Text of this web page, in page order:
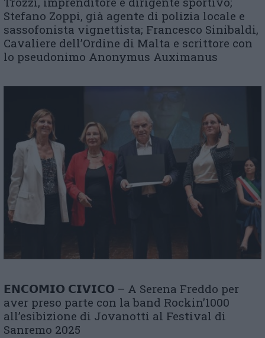
Stefano Zoppi, già agente di polizia locale e
sassofonista vignettista; Francesco Sinibaldi,
Cavaliere dell’Ordine di Malta e scrittore con
lo pseudonimo Anonymus Auximanus
𝗘𝗡𝗖𝗢𝗠𝗜𝗢 𝗖𝗜𝗩𝗜𝗖𝗢 – A Serena Freddo per
aver preso parte con la band Rockin’1000
all’esibizione di Jovanotti al Festival di
Sanremo 2025